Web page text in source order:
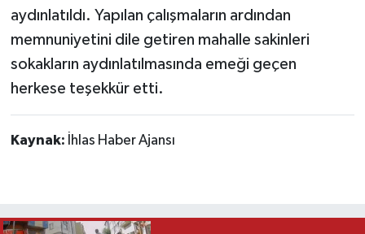
aydınlatıldı. Yapılan çalışmaların ardından
memnuniyetini dile getiren mahalle sakinleri
sokakların aydınlatılmasında emeği geçen
herkese teşekkür etti.
Kaynak: İhlas Haber Ajansı